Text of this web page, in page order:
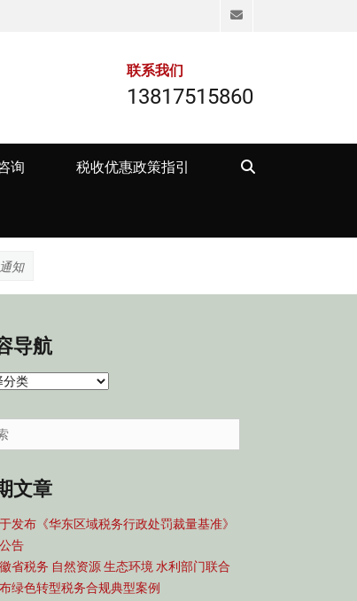
Email
联系我们
13817515860
询 税收优惠政策指引
知
导航
文章
发布《华东区域税务行政处罚裁量基准》
告
省税务 自然资源 生态环境 水利部门联合
绿色转型税务合规典型案例